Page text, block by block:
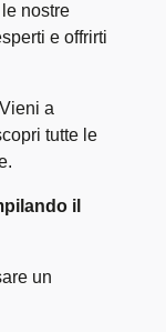
nostre
e offrirti
Vieni a
tutte le
il
un